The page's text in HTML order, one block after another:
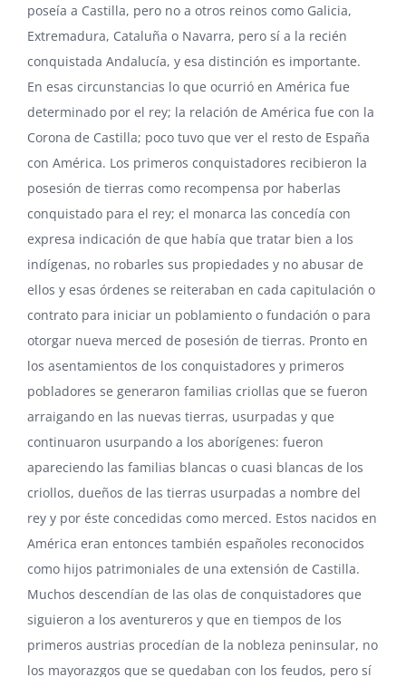
poseía a Castilla, pero no a otros reinos como Galicia,
Extremadura, Cataluña o Navarra, pero sí a la recién
conquistada Andalucía, y esa distinción es importante.
En esas circunstancias lo que ocurrió en América fue
determinado por el rey; la relación de América fue con la
Corona de Castilla; poco tuvo que ver el resto de España
con América. Los primeros conquistadores recibieron la
posesión de tierras como recompensa por haberlas
conquistado para el rey; el monarca las concedía con
expresa indicación de que había que tratar bien a los
indígenas, no robarles sus propiedades y no abusar de
ellos y esas órdenes se reiteraban en cada capitulación o
contrato para iniciar un poblamiento o fundación o para
otorgar nueva merced de posesión de tierras. Pronto en
los asentamientos de los conquistadores y primeros
pobladores se generaron familias criollas que se fueron
arraigando en las nuevas tierras, usurpadas y que
continuaron usurpando a los aborígenes: fueron
apareciendo las familias blancas o cuasi blancas de los
criollos, dueños de las tierras usurpadas a nombre del
rey y por éste concedidas como merced. Estos nacidos en
América eran entonces también españoles reconocidos
como hijos patrimoniales de una extensión de Castilla.
Muchos descendían de las olas de conquistadores que
siguieron a los aventureros y que en tiempos de los
primeros austrias procedían de la nobleza peninsular, no
los mayorazgos que se quedaban con los feudos, pero sí